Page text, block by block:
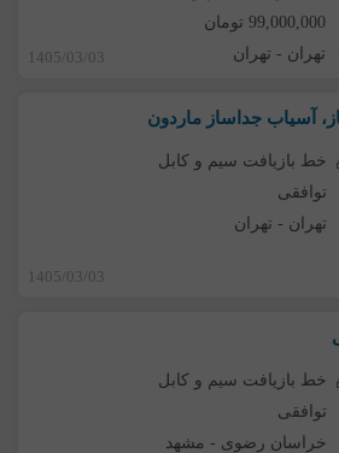
99,000,000 تومان
تهران -تهران 1405/03/03
آسیاب جداساز ماردون
خط بازیافت سیم و کابل
توافقی
تهران - تهران
1405/03/03
خط بازیافت سیم و کابل
توافقی
خراسان رضوی - مشهد